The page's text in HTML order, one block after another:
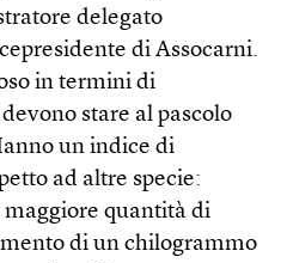
delegato
di Assocarni.
in termini di
stare al pascolo
un indice di
ad altre specie:
maggiore quantità di
di un chilogrammo